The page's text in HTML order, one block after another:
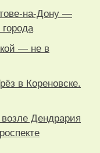
на-Дону —
— не в
в Кореновске.
Дендрария